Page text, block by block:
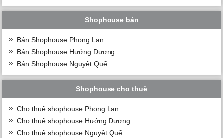
Shophouse bán
Bán Shophouse Phong Lan
Bán Shophouse Hướng Dương
Bán Shophouse Nguyệt Quế
Shophouse cho thuê
Cho thuê shophouse Phong Lan
Cho thuê shophouse Hướng Dương
Cho thuê shophouse Nguyệt Quế